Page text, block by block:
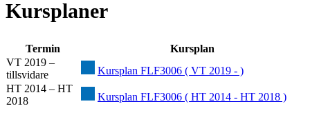
Kursplaner
Termin
Kursplan
VT 2019 –
tillsvidare
Kursplan FLF3006 ( VT 2019 - )
HT 2014 – HT
2018
Kursplan FLF3006 ( HT 2014 - HT 2018 )